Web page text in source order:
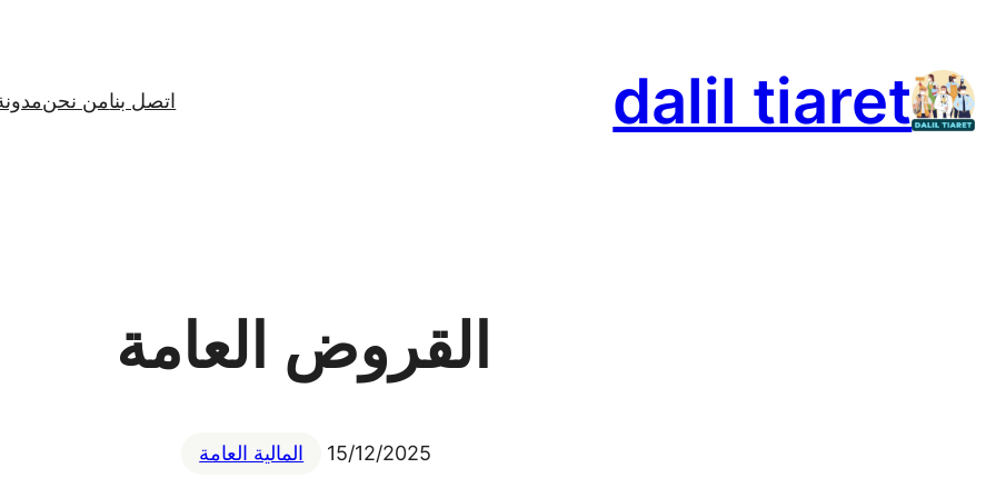
المحتوى dalil tiaret اتصل بنامن نحن
القروض العامة
15/12/2025 المالية العامة